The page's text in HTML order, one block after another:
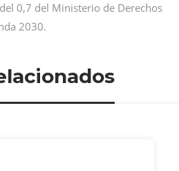
0,7 del Ministerio de Derechos
2030.